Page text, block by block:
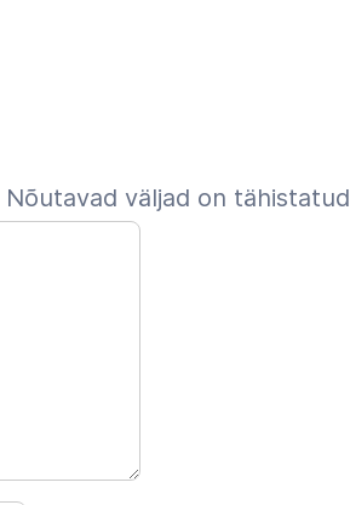
Nõutavad väljad on tähistatud